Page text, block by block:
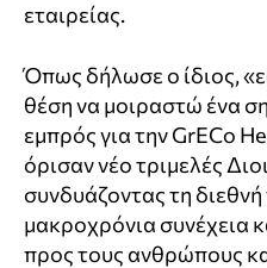
εταιρείας.
Όπως δήλωσε ο ίδιος,
θέση να μοιραστώ ένα
εμπρός για την GrECo
όρισαν νέο τριμελές
συνδυάζοντας τη
μακροχρόνια συνέχεια
προς τους ανθρώπους